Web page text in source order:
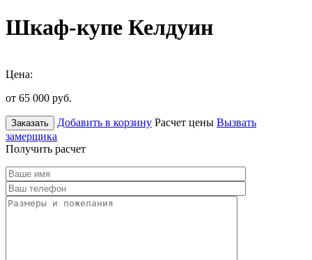
Шкаф-купе Келдуин
Цена:
от 65 000 руб.
Заказать Добавить в корзину Расчет цены Вызвать
замерщика
Получить расчет